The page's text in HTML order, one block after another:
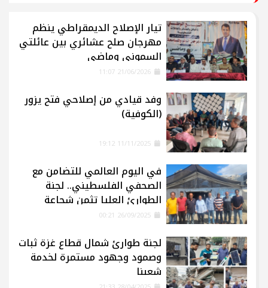
تيار الإصلاح الديمقراطي ينظم
مهرجان صلح عشائري بين عائلتي
السموني وماضي
وفد قيادي من إصلاحي فتح يزور
(الكوفية)
في اليوم العالمي للتضامن مع
الصحفي الفلسطيني.. لجنة
الطوارئ العليا تثمن شجاعة
الإعلاميين في غزة
لجنة طوارئ شمال قطاع غزة ثبات
وصمود وجهود مستمرة لخدمة
شعبنا